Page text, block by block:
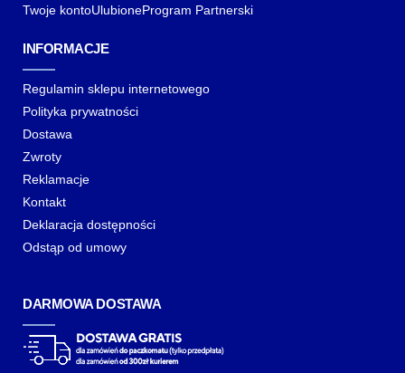
Twoje kontoUlubioneProgram Partnerski
INFORMACJE
Regulamin sklepu internetowego
Polityka prywatności
Dostawa
Zwroty
Reklamacje
Kontakt
Deklaracja dostępności
Odstąp od umowy
DARMOWA DOSTAWA